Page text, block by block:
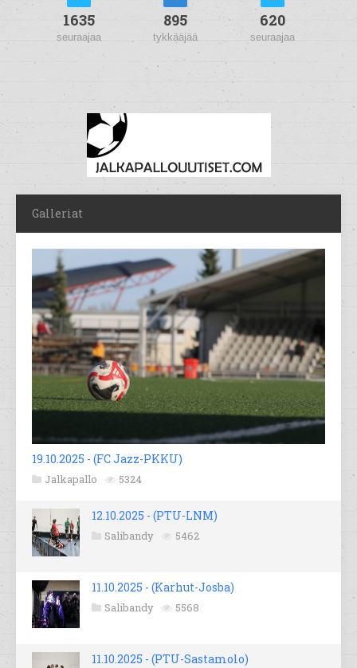
1635
seuraajaa
895
tykkääjää
620
seuraajaa
Galleriat
19.10.2025 - (FC Jazz-PKKU)
Jalkapallo 5324
12.10.2025 - (PTU-LNM)
Salibandy 5462
11.10.2025 - (Karhut-Josba)
Salibandy 5568
11.10.2025 - (PTU-Sastamolo)